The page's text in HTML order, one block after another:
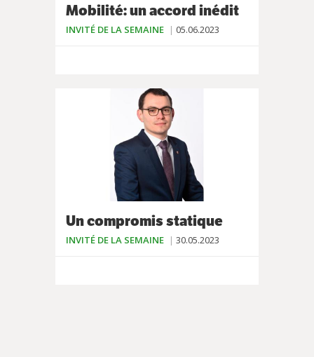
Mobilité: un accord inédit
INVITÉ DE LA SEMAINE 05.06.2023
Un compromis statique
INVITÉ DE LA SEMAINE 30.05.2023